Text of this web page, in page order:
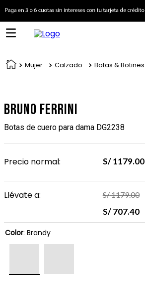
Mujer Calzado Botas & Botines
Bruno Ferrini
Botas de cuero para dama DG2238
Precio normal: S/ 1179.00
Llévate a: S/1179.00
S/ 707.40
Color: Brandy